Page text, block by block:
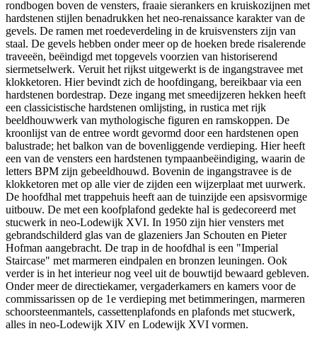
rondbogen boven de vensters, fraaie sierankers en kruiskozijnen met
hardstenen stijlen benadrukken het neo-renaissance karakter van de
gevels. De ramen met roedeverdeling in de kruisvensters zijn van
staal. De gevels hebben onder meer op de hoeken brede risalerende
traveeën, beëindigd met topgevels voorzien van historiserend
siermetselwerk. Veruit het rijkst uitgewerkt is de ingangstravee met
klokketoren. Hier bevindt zich de hoofdingang, bereikbaar via een
hardstenen bordestrap. Deze ingang met smeedijzeren hekken heeft
een classicistische hardstenen omlijsting, in rustica met rijk
beeldhouwwerk van mythologische figuren en ramskoppen. De
kroonlijst van de entree wordt gevormd door een hardstenen open
balustrade; het balkon van de bovenliggende verdieping. Hier heeft
een van de vensters een hardstenen tympaanbeëindiging, waarin de
letters BPM zijn gebeeldhouwd. Bovenin de ingangstravee is de
klokketoren met op alle vier de zijden een wijzerplaat met uurwerk.
De hoofdhal met trappehuis heeft aan de tuinzijde een apsisvormige
uitbouw. De met een koofplafond gedekte hal is gedecoreerd met
stucwerk in neo-Lodewijk XVI. In 1950 zijn hier vensters met
gebrandschilderd glas van de glazeniers Jan Schouten en Pieter
Hofman aangebracht. De trap in de hoofdhal is een "Imperial
Staircase" met marmeren eindpalen en bronzen leuningen. Ook
verder is in het interieur nog veel uit de bouwtijd bewaard gebleven.
Onder meer de directiekamer, vergaderkamers en kamers voor de
commissarissen op de 1e verdieping met betimmeringen, marmeren
schoorsteenmantels, cassettenplafonds en plafonds met stucwerk,
alles in neo-Lodewijk XIV en Lodewijk XVI vormen.